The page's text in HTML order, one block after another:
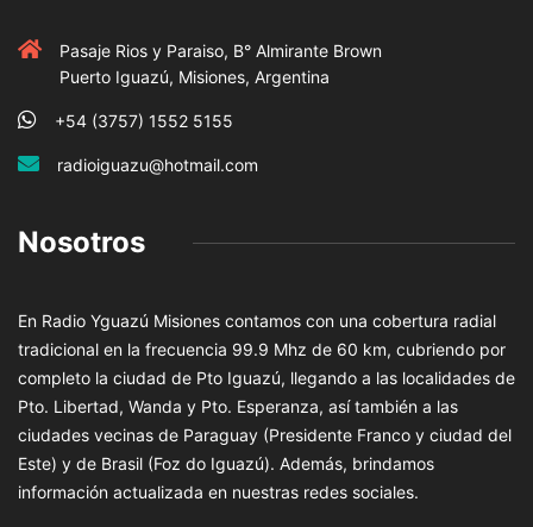
Pasaje Rios y Paraiso, B° Almirante Brown
Puerto Iguazú, Misiones, Argentina
+54 (3757) 1552 5155
radioiguazu@hotmail.com
Nosotros
En Radio Yguazú Misiones contamos con una cobertura radial
tradicional en la frecuencia 99.9 Mhz de 60 km, cubriendo por
completo la ciudad de Pto Iguazú, llegando a las localidades de
Pto. Libertad, Wanda y Pto. Esperanza, así también a las
ciudades vecinas de Paraguay (Presidente Franco y ciudad del
Este) y de Brasil (Foz do Iguazú). Además, brindamos
información actualizada en nuestras redes sociales.